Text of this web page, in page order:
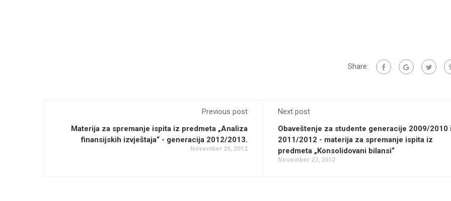
Share:
Previous post
Materija za spremanje ispita iz predmeta „Analiza
finansijskih izvještaja“ - generacija 2012/2013.
November 26, 2012
Next post
Obaveštenje za studente generacije 2009/2010
2011/2012 - materija za spremanje ispita iz
predmeta „Konsolidovani bilansi“
November 27, 2012